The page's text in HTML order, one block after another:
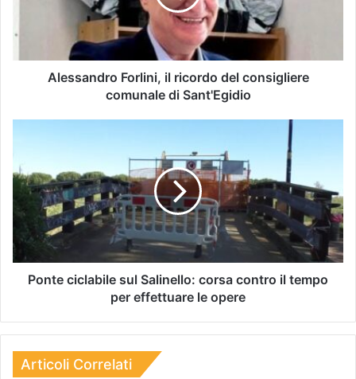
Alessandro Forlini, il ricordo del consigliere
comunale di Sant'Egidio
Ponte ciclabile sul Salinello: corsa contro il tempo
per effettuare le opere
Articoli Correlati